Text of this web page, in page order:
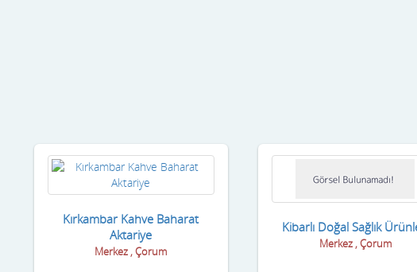
Kırkambar Kahve Baharat
Aktariye
Merkez , Çorum
Kibarlı Doğal Sağlık
Merkez , Çorum